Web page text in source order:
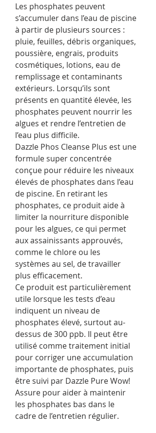
Les phosphates peuvent
s’accumuler dans l’eau de piscine
à partir de plusieurs sources :
pluie, feuilles, débris organiques,
poussière, engrais, produits
cosmétiques, lotions, eau de
remplissage et contaminants
extérieurs. Lorsqu’ils sont
présents en quantité élevée, les
phosphates peuvent nourrir les
algues et rendre l’entretien de
l’eau plus difficile.
Dazzle Phos Cleanse Plus est une
formule super concentrée
conçue pour réduire les niveaux
élevés de phosphates dans l’eau
de piscine. En retirant les
phosphates, ce produit aide à
limiter la nourriture disponible
pour les algues, ce qui permet
aux assainissants approuvés,
comme le chlore ou les
systèmes au sel, de travailler
plus efficacement.
Ce produit est particulièrement
utile lorsque les tests d’eau
indiquent un niveau de
phosphates élevé, surtout au-
dessus de 300 ppb. Il peut être
utilisé comme traitement initial
pour corriger une accumulation
importante de phosphates, puis
être suivi par Dazzle Pure Wow!
Assure pour aider à maintenir
les phosphates bas dans le
cadre de l’entretien régulier.